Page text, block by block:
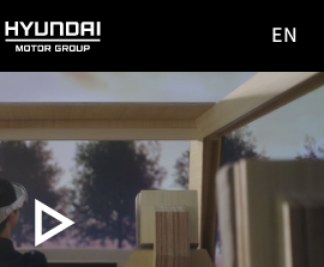
HYUNDAI
MOTOR
GROUP
사이
이동
EN